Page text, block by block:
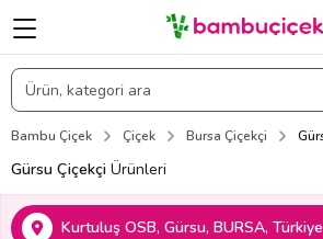
Bambu Çiçek Çiçek Bursa Çiçekçi
Gürsu Çiçekçi Ürünleri
Kurtuluş OSB, Gürsu, BURSA, Türkiye